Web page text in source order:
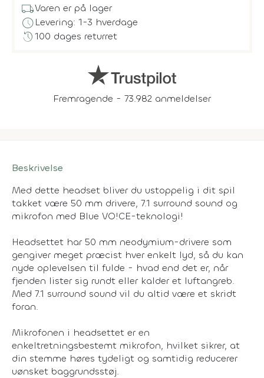
local_shippingVaren er på lager
scheduleLevering: 1-3 hverdage
history100 dages returret
Fremragende - 73.982 anmeldelser
Beskrivelse
Med dette headset bliver du ustoppelig i dit spil
takket være 50 mm drivere, 7.1 surround sound og
mikrofon med Blue VO!CE-teknologi!
Headsettet har 50 mm neodymium-drivere som
gengiver meget præcist hver enkelt lyd, så du kan
nyde oplevelsen til fulde - hvad end det er, når
fjenden lister sig rundt eller kalder et luftangreb.
Med 7.1 surround sound vil du altid være et skridt
foran.
Mikrofonen i headsettet er en
enkeltretningsbestemt mikrofon, hvilket sikrer, at
din stemme høres tydeligt og samtidig reducerer
uønsket baggrundsstøj.